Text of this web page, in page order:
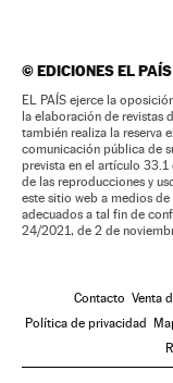
©EDICIONES EL PAÍS
EL PAÍS ejerce la
la elaboración de revistas
también realiza la reserva
comunicación pública de
prevista en el artículo 33.1
de las reproducciones y
este sitio web a medios
adecuados a tal fin de
24/2021, de 2 de
Contacto Venta
Política de privacidad